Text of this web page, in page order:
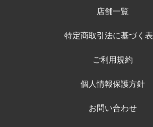
店舗一覧
特定商取引法に基づく
ご利用規約
個人情報保護方針
お問い合わせ